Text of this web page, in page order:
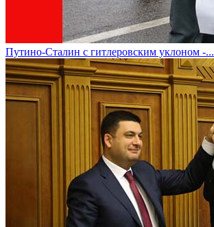
Путино-Сталин с гитлеровским уклоном -...